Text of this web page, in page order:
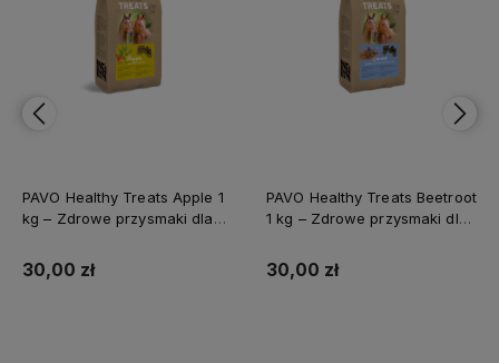
PAVO Healthy Treats Beetroot
1 kg – Zdrowe przysmaki dla
30,00 zł
PAVO Healthy Treats Carrot 1
kg – Zdrowe przysmaki dla
30,00 zł